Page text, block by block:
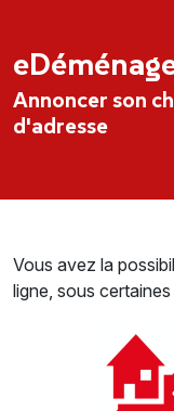
Annoncer son
d'adresse
Vous avez la
ligne, sous